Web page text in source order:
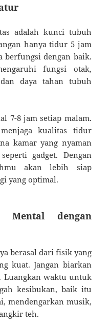
adalah kunci tubuh
hanya tidur 5 jam
berfungsi dengan baik.
fungsi otak,
daya tahan tubuh
7-8 jam setiap malam.
kualitas tidur
kamar yang nyaman
gadget. Dengan
akan lebih siap
yang optimal.
Mental dengan
berasal dari fisik yang
kuat. Jangan biarkan
Luangkan waktu untuk
kesibukan, baik itu
mendengarkan musik,
teh.